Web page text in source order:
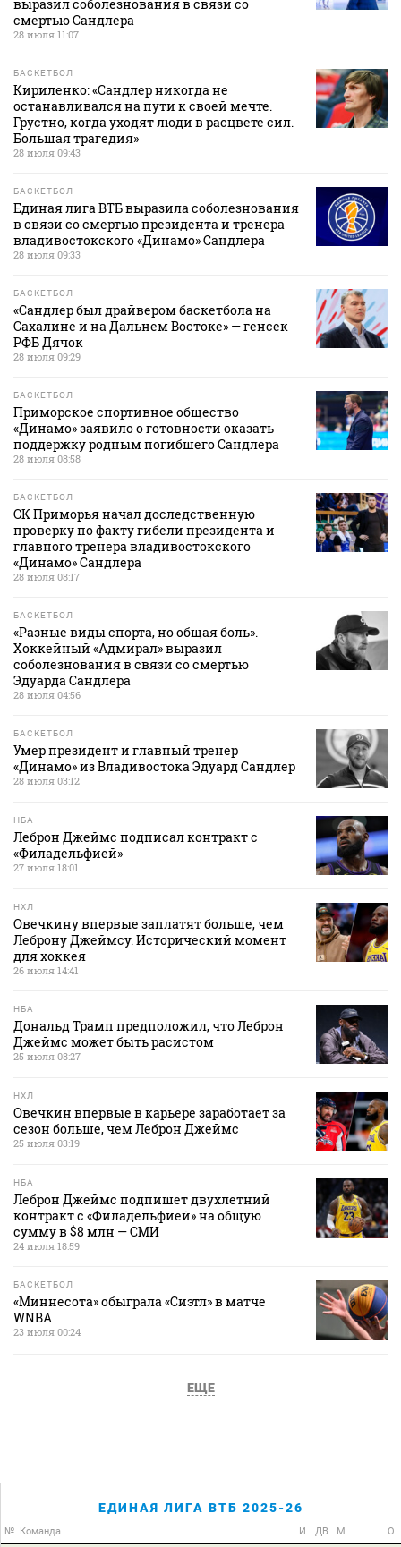
выразил соболезнования в связи со
смертью Сандлера
28 июля 11:07
БАСКЕТБОЛ
Кириленко: «Сандлер никогда не
останавливался на пути к своей мечте.
Грустно, когда уходят люди в расцвете сил.
Большая трагедия»
28 июля 09:43
БАСКЕТБОЛ
Единая лига ВТБ выразила соболезнования
в связи со смертью президента и тренера
владивостокского «Динамо» Сандлера
28 июля 09:33
БАСКЕТБОЛ
«Сандлер был драйвером баскетбола на
Сахалине и на Дальнем Востоке» — генсек
РФБ Дячок
28 июля 09:29
БАСКЕТБОЛ
Приморское спортивное общество
«Динамо» заявило о готовности оказать
поддержку родным погибшего Сандлера
28 июля 08:58
БАСКЕТБОЛ
СК Приморья начал доследственную
проверку по факту гибели президента и
главного тренера владивостокского
«Динамо» Сандлера
28 июля 08:17
БАСКЕТБОЛ
«Разные виды спорта, но общая боль».
Хоккейный «Адмирал» выразил
соболезнования в связи со смертью
Эдуарда Сандлера
28 июля 04:56
БАСКЕТБОЛ
Умер президент и главный тренер
«Динамо» из Владивостока Эдуард Сандлер
28 июля 03:12
НБА
Леброн Джеймс подписал контракт с
«Филадельфией»
27 июля 18:01
НХЛ
Овечкину впервые заплатят больше, чем
Леброну Джеймсу. Исторический момент
для хоккея
26 июля 14:41
НБА
Дональд Трамп предположил, что Леброн
Джеймс может быть расистом
25 июля 08:27
НХЛ
Овечкин впервые в карьере заработает за
сезон больше, чем Леброн Джеймс
25 июля 03:19
НБА
Леброн Джеймс подпишет двухлетний
контракт с «Филадельфией» на общую
сумму в $8 млн — СМИ
24 июля 18:59
БАСКЕТБОЛ
«Миннесота» обыграла «Сиэтл» в матче
WNBA
23 июля 00:24
ЕЩЕ
ЕДИНАЯ ЛИГА ВТБ 2025-26
№ Команда И ДВ М О